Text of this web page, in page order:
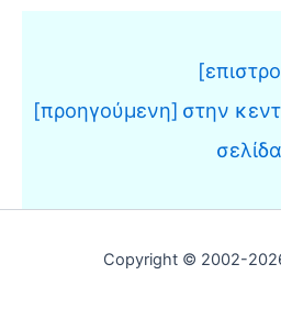
[προηγούμενη] στην
Copyright © 2002-